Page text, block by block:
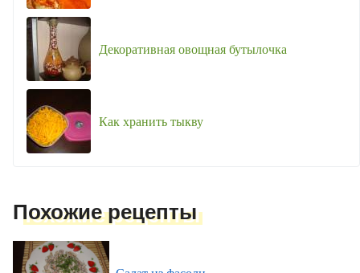
Декоративная овощная бутылочка
Как хранить тыкву
Похожие рецепты